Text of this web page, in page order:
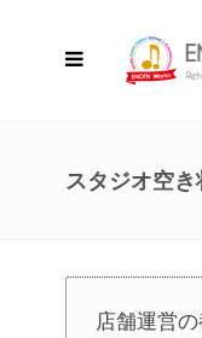
スタジオ空
店舗運営